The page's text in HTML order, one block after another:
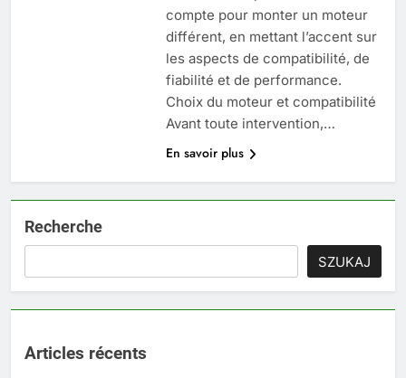
compte pour monter un moteur
différent, en mettant l’accent sur
les aspects de compatibilité, de
fiabilité et de performance.
Choix du moteur et compatibilité
Avant toute intervention,…
En savoir plus
Recherche
SZUKAJ
Articles récents